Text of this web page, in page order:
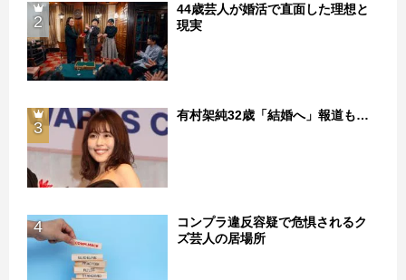
2
44歳芸人が婚活で直面した理想と
現実
3
有村架純32歳「結婚へ」報道も…
4
コンプラ違反容疑で危惧されるク
ズ芸人の居場所